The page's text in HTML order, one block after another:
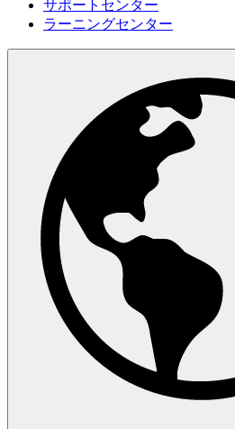
サポートセンター
ラーニングセンター